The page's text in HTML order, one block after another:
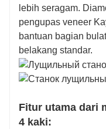
lebih seragam.
pengupas veneer
bantuan bagian
belakang standar.
Fitur utama dari
4 kaki: